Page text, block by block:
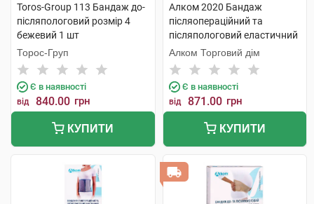
Toros-Group 113 Бандаж до-
післяпологовий розмір 4
бежевий 1 шт
Торос-Груп
Є в наявності
від 840.00 грн
КУПИТИ
Алком 2020 Бандаж
післяопераційний та
післяпологовий еластичний
розмір 8 1 шт
Алком Торговий дім
Є в наявності
від 871.00 грн
КУПИТИ